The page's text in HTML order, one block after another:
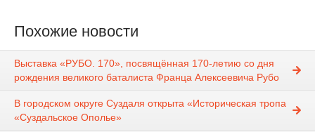
Похожие новости
Выставка «РУБО. 170», посвящённая 170-летию со дня
рождения великого баталиста Франца Алексеевича Рубо
В городском округе Суздаля открыта «Историческая тропа
«Суздальское Ополье»